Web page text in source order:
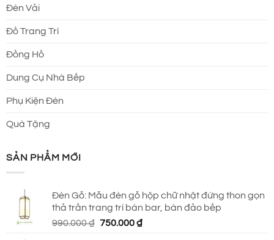
Đèn Vải
Đồ Trang Trí
Đồng Hồ
Dung Cụ Nhà Bếp
Phụ Kiện Đèn
Quà Tặng
SẢN PHẨM MỚI
Đèn Gỗ: Mẫu đèn gỗ hộp chữ nhật đứng thon gọn
thả trần trang trí bàn bar, bàn đảo bếp
990.000₫ Giá
750.000₫Giá